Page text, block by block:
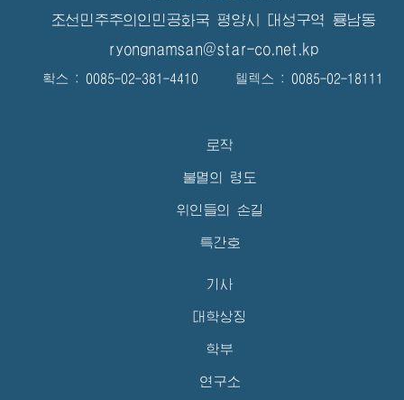
조선민주주의인민공화국 평양시 대성구역 룡남동
ryongnamsan@star-co.net.kp
확스 : 0085-02-381-4410 텔렉스 : 0085-02-18111
로작
불멸의 령도
위인들의 손길
특간호
기사
대학상징
학부
연구소